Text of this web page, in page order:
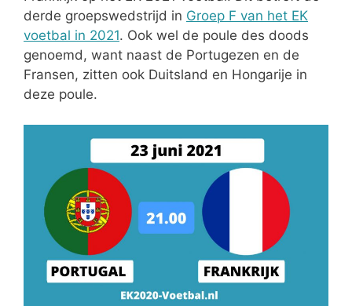
derde groepswedstrijd in Groep F van het EK
voetbal in 2021. Ook wel de poule des doods
genoemd, want naast de Portugezen en de
Fransen, zitten ook Duitsland en Hongarije in
deze poule.